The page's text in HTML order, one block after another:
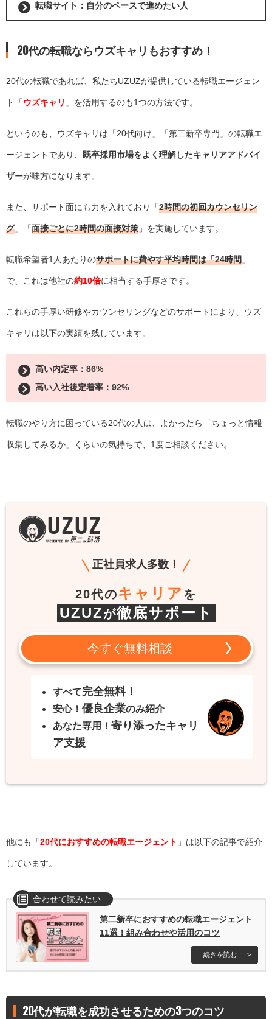
転職サイト： 自分のペースで進めたい人
20代の転職ならウズキャリもおすすめ！
20代の転職であれば、私たちUZUZが提供している転職エージェン
ト「ウズキャリ 」を活用するのも1つの方法です。
というのも、ウズキャリは「20代向け」「第二新卒専門」の転職エ
ージェントであり、 既卒採用市場をよく理解したキャリアアドバイ
ザーが味方になります。
また、サポート面にも力を入れており「2時間の初回カウンセリン
グ」「面接ごとに2時間の面接対策 」を実施しています。
転職希望者1人あたりのサポートに費やす平均時間は「24時間 」
で、これは他社の約10倍に相当する手厚さです。
これらの手厚い研修やカウンセリングなどのサポートにより、ウズ
キャリは以下の実績を残しています。
高い内定率：86%
高い入社後定着率：92%
転職のやり方に困っている20代の人は、よかったら「ちょっと情報
収集してみるか」くらいの気持ちで、1度ご相談ください。
正社員求人多数！
20代のキャリア を
UZUZが徹底サポート
今すぐ無料相談
すべて完全無料！
安心！ 優良企業のみ紹介
あなた専用！ 寄り添ったキャリ
ア支援
他にも「20代におすすめの転職エージェント 」は以下の記事で紹介
しています。
合わせて読みたい
第二新卒におすすめの転職エージェント
11選！組み合わせや活用のコツ
続きを読む
20代が転職を成功させるための3つのコツ